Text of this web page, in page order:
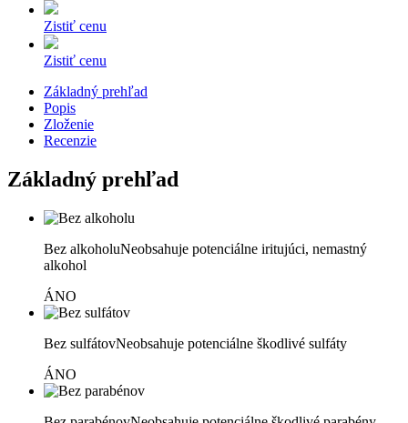
Zistiť cenu
Zistiť cenu
Základný prehľad
Popis
Zloženie
Recenzie
Základný prehľad
Bez alkoholuNeobsahuje potenciálne iritujúci, nemastný
alkohol
ÁNO
Bez sulfátovNeobsahuje potenciálne škodlivé sulfáty
ÁNO